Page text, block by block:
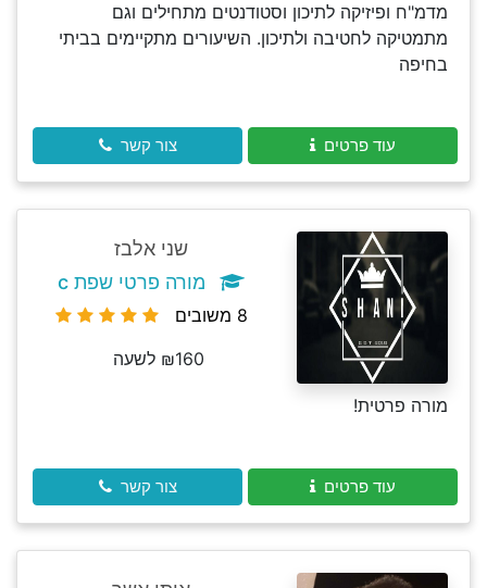
מדמ"ח ופיזיקה לתיכון וסטודנטים מתחילים וגם
מתמטיקה לחטיבה ולתיכון. השיעורים מתקיימים בביתי
בחיפה
עוד פרטים צור קשר
שני אלבז
מורה פרטי שפת c
8 משובים
₪160 לשעה
מורה פרטית!
עוד פרטים צור קשר